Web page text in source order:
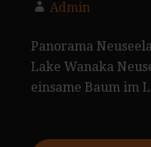
Admin
Panorama
Lake Wanaka
einsame Baum im